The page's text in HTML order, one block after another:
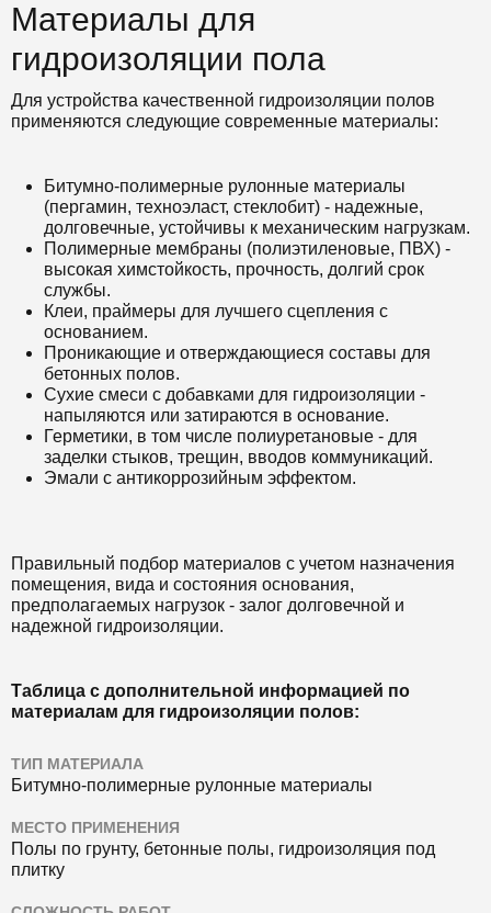
Материалы для
гидроизоляции пола
Для устройства качественной гидроизоляции полов
применяются следующие современные материалы:
Битумно-полимерные рулонные материалы
(пергамин, техноэласт, стеклобит) - надежные,
долговечные, устойчивы к механическим нагрузкам.
Полимерные мембраны (полиэтиленовые, ПВХ) -
высокая химстойкость, прочность, долгий срок
службы.
Клеи, праймеры для лучшего сцепления с
основанием.
Проникающие и отверждающиеся составы для
бетонных полов.
Сухие смеси с добавками для гидроизоляции -
напыляются или затираются в основание.
Герметики, в том числе полиуретановые - для
заделки стыков, трещин, вводов коммуникаций.
Эмали с антикоррозийным эффектом.
Правильный подбор материалов с учетом назначения
помещения, вида и состояния основания,
предполагаемых нагрузок - залог долговечной и
надежной гидроизоляции.
Таблица с дополнительной информацией по
материалам для гидроизоляции полов:
ТИП МАТЕРИАЛА
Битумно-полимерные рулонные материалы
МЕСТО ПРИМЕНЕНИЯ
Полы по грунту, бетонные полы, гидроизоляция под
плитку